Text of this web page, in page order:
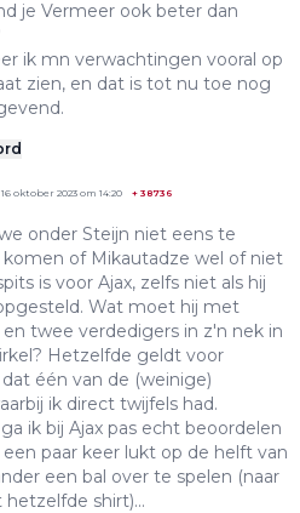
je Vermeer ook beter dan
ik mn verwachtingen vooral op
zien, en dat is tot nu toe nog
16 oktober 2023 om 14:20 + 38736
onder Steijn niet eens te
of Mikautadze wel of niet
is voor Ajax, zelfs niet als hij
Wat moet hij met
en twee verdedigers in z'n nek in
Hetzelfde geldt voor
één van de (weinige)
ik direct twijfels had.
ik bij Ajax pas echt beoordelen
paar keer lukt op de helft van
een bal over te spelen (naar
shirt)...